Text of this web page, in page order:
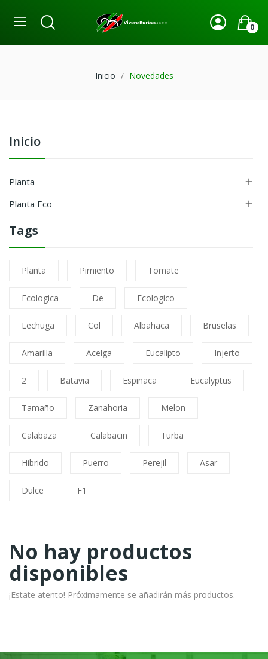
0
Inicio Novedades
Inicio
Planta 
Planta Eco 
Tags
Planta Pimiento Tomate
Ecologica De Ecologico
Lechuga Col Albahaca Bruselas
Amarilla Acelga Eucalipto Injerto
2 Batavia Espinaca Eucalyptus
Tamaño Zanahoria Melon
Calabaza Calabacin Turba
Hibrido Puerro Perejil Asar
Dulce F1
No hay productos
disponibles
¡Estate atento! Próximamente se añadirán más productos.